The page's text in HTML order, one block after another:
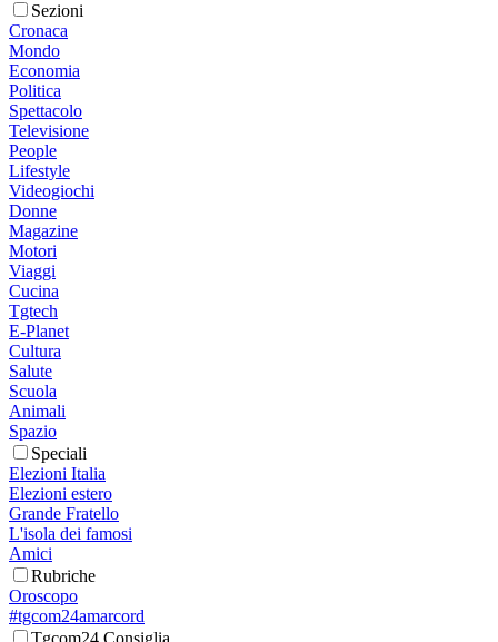
Sezioni
Cronaca
Mondo
Economia
Politica
Spettacolo
Televisione
People
Lifestyle
Videogiochi
Donne
Magazine
Motori
Viaggi
Cucina
Tgtech
E-Planet
Cultura
Salute
Scuola
Animali
Spazio
Speciali
Elezioni Italia
Elezioni estero
Grande Fratello
L'isola dei famosi
Amici
Rubriche
Oroscopo
#tgcom24amarcord